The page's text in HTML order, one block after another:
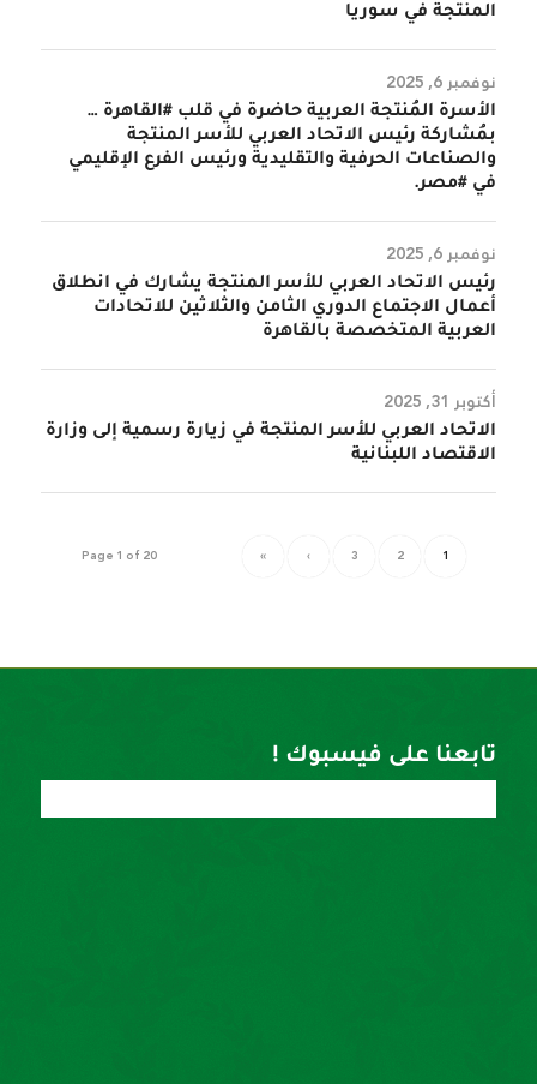
المنتجة في سوريا
نوفمبر 6, 2025
الأسرة المُنتجة العربية حاضرة في قلب #القاهرة …
بمُشاركة رئيس الاتحاد العربي للأسر المنتجة
والصناعات الحرفية والتقليدية ورئيس الفرع الإقليمي
في #مصر.
نوفمبر 6, 2025
رئيس الاتحاد العربي للأسر المنتجة يشارك في انطلاق
أعمال الاجتماع الدوري الثامن والثلاثين للاتحادات
العربية المتخصصة بالقاهرة
أكتوبر 31, 2025
الاتحاد العربي للأسر المنتجة في زيارة رسمية إلى وزارة
الاقتصاد اللبنانية
Page 1 of 20 1
2
3
›
»
تابعنا على فيسبوك !